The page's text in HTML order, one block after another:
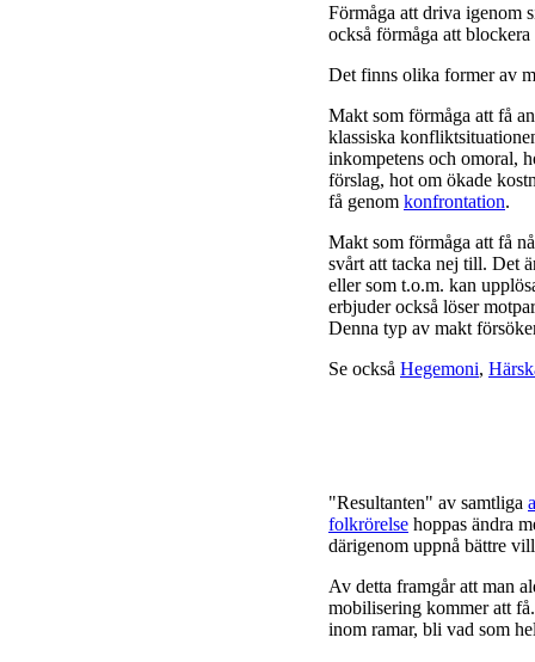
Förmåga att driva igenom
också förmåga att
Det finns olika former av
Makt som förmåga att få
klassiska
inkompetens och omoral,
förslag, hot om ökade
få genom konfrontation.
Makt som förmåga att få
svårt att tacka nej till. Det
eller som t.o.m. kan
erbjuder också löser
Denna typ av makt
Se också Hegemoni,
"Resultanten" av samtliga
folkrörelse hoppas ändra
därigenom uppnå bättre
Av detta framgår att man
mobilisering kommer att
inom ramar, bli vad som